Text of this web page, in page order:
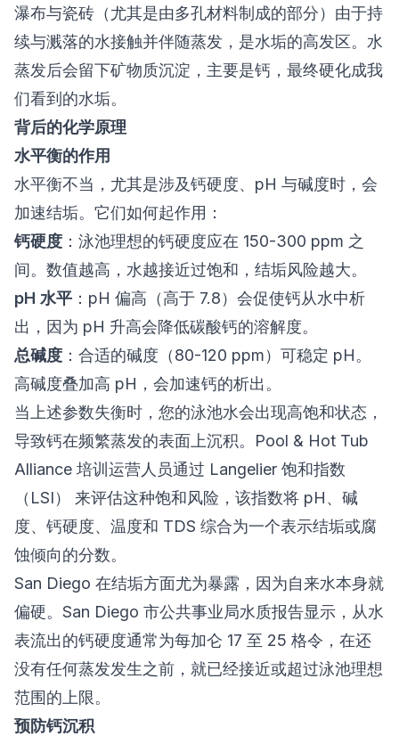
瀑布与瓷砖（尤其是由多孔材料制成的部分）由于持
续与溅落的水接触并伴随蒸发，是水垢的高发区。水
蒸发后会留下矿物质沉淀，主要是钙，最终硬化成我
们看到的水垢。
背后的化学原理
水平衡的作用
水平衡不当，尤其是涉及钙硬度、pH 与碱度时，会
加速结垢。它们如何起作用：
钙硬度 ：泳池理想的钙硬度应在 150-300 ppm 之
间。数值越高，水越接近过饱和，结垢风险越大。
pH 水平 ：pH 偏高（高于 7.8）会促使钙从水中析
出，因为 pH 升高会降低碳酸钙的溶解度。
总碱度 ：合适的碱度（80-120 ppm）可稳定 pH。
高碱度叠加高 pH，会加速钙的析出。
当上述参数失衡时，您的泳池水会出现高饱和状态，
导致钙在频繁蒸发的表面上沉积。 Pool & Hot Tub
Alliance 培训运营人员通过 Langelier 饱和指数
（LSI）
来评估这种饱和风险，该指数将 pH、碱
度、钙硬度、温度和 TDS 综合为一个表示结垢或腐
蚀倾向的分数。
San Diego 在结垢方面尤为暴露，因为自来水本身就
偏硬。 San Diego 市公共事业局水质报告显示，从水
表流出的钙硬度通常为每加仑 17 至 25 格令，在还
没有任何蒸发发生之前，就已经接近或超过泳池理想
范围的上限。
预防钙沉积